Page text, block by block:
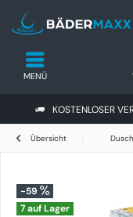
KOSTENLOSER
MENÜ
Übersicht
-59
7 auf Lager